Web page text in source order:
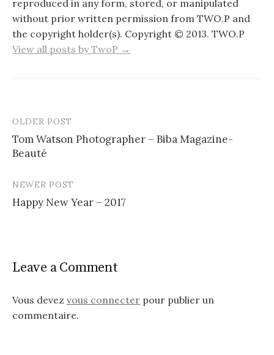
reproduced in any form, stored, or manipulated
without prior written permission from TWO.P and
the copyright holder(s). Copyright © 2013. TWO.P
View all posts by TwoP →
Post
navigation
OLDER POST
Tom Watson Photographer – Biba Magazine-
Beauté
NEWER POST
Happy New Year – 2017
Leave a Comment
Vous devez vous connecter pour publier un
commentaire.